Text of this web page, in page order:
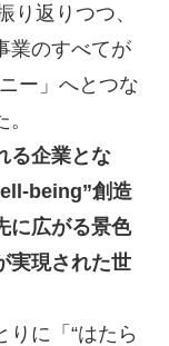
り返りつつ、
業のすべてが
ー」へとつな
る企業とな
being”創造
に広がる景色
実現された世
に「“はたら